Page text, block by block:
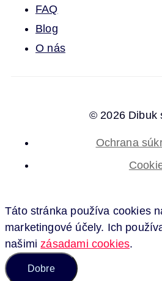
FAQ
Blog
O nás
© 2026 Dibuk
Ochrana
Táto stránka používa cookies
marketingové účely. Ich
našimizásadami cookies.
Dobre